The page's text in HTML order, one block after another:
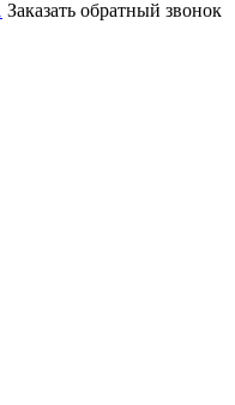
Заказать обратный звонок